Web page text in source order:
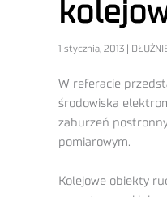
1 stycznia, 2013 |
W referacie
środowiska
zaburzeń
pomiarowym.
Kolejowe obiekty